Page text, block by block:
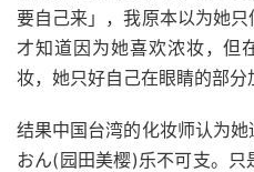
要自己来」，我原本以为她
才知道因为她喜欢浓妆，但
妆，她只好自己在眼睛的部分
结果中国台湾的化妆师认为
おん(园田美樱)乐不可支。只